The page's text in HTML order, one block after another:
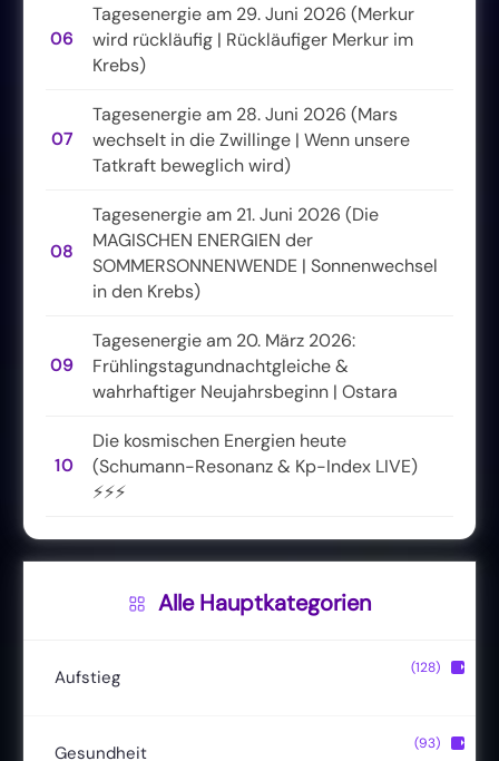
06
Tagesenergie am 29. Juni 2026 (Merkur
wird rückläufig | Rückläufiger Merkur im
Krebs)
07
Tagesenergie am 28. Juni 2026 (Mars
wechselt in die Zwillinge | Wenn unsere
Tatkraft beweglich wird)
08
Tagesenergie am 21. Juni 2026 (Die
MAGISCHEN ENERGIEN der
SOMMERSONNENWENDE | Sonnenwechsel
in den Krebs)
09
Tagesenergie am 20. März 2026:
Frühlingstagundnachtgleiche &
wahrhaftiger Neujahrsbeginn | Ostara
10
Die kosmischen Energien heute
(Schumann-Resonanz & Kp-Index LIVE)
⚡⚡⚡
Alle Hauptkategorien
Aufstieg
Christusbewusstsein (20)
(128) ▶
Gesundheit (93) ▶